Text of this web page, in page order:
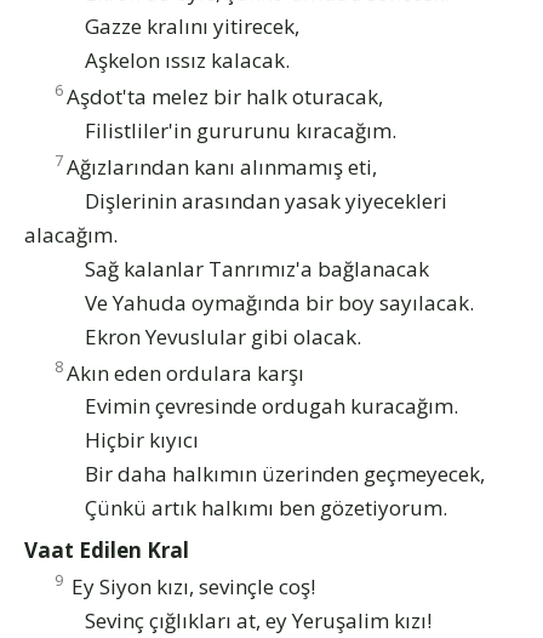
Gazze kralını yitirecek,
Aşkelon ıssız kalacak.
6Aşdot'ta melez bir halk oturacak,
Filistliler'in gururunu kıracağım.
7Ağızlarından kanı alınmamış eti,
Dişlerinin arasından yasak yiyecekleri
alacağım.
Sağ kalanlar Tanrımız'a bağlanacak
Ve Yahuda oymağında bir boy sayılacak.
Ekron Yevuslular gibi olacak.
8Akın eden ordulara karşı
Evimin çevresinde ordugah kuracağım.
Hiçbir kıyıcı
Bir daha halkımın üzerinden geçmeyecek,
Çünkü artık halkımı ben gözetiyorum.
Vaat Edilen Kral
9 Ey Siyon kızı, sevinçle coş!
Sevinç çığlıkları at, ey Yeruşalim kızı!